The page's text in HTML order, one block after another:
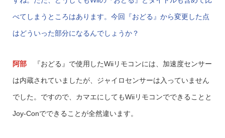
べてしまうところはあります。今回『おどる』から変更した点
はどういった部分になるんでしょうか？
阿部『おどる』で使用したWiiリモコンには、加速度センサー
は内蔵されていましたが、ジャイロセンサーは入っていません
でした。ですので、カマエにしてもWiiリモコンでできることと
Joy-Conでできることが全然違います。